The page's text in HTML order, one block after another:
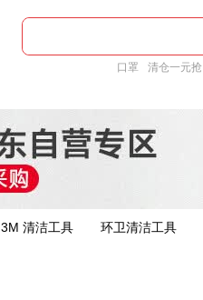
口罩 清仓一元抢
3M 清洁工具 环卫清洁工具